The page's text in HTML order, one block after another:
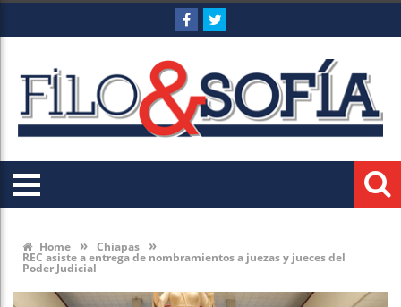
Home » Chiapas »
REC asiste a entrega de nombramientos a juezas y jueces del
Poder Judicial